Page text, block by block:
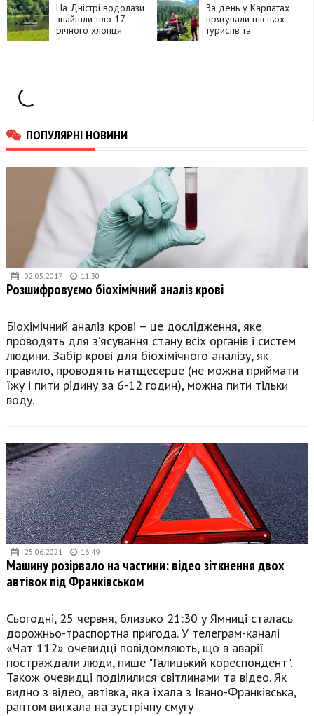
На Дністрі водолази
знайшли тіло 17-
річного хлопця
За день у Карпатах
врятували шістьох
туристів та
ПОПУЛЯРНІ НОВИНИ
02.05.2017 11:30
Розшифровуємо біохімічний аналіз крові
Біохімічний аналіз крові – це дослідження, яке
проводять для з’ясування стану всіх органів і систем
людини. Забір крові для біохімічного аналізу, як
правило, проводять натщесерце (не можна приймати
їжу і пити рідину за 6-12 годин), можна пити тільки
воду.
25.06.2021 16:49
Машину розірвало на частини: відео зіткнення двох
автівок під Франківськом
Сьогодні, 25 червня, близько 21:30 у Ямниці сталась
дорожньо-траспортна пригода. У телеграм-каналі
«Чат 112» очевидці повідомляють, що в аварії
постраждали люди, пише "Галицький кореспондент".
Також очевидці поділилися світлинами та відео. Як
видно з відео, автівка, яка їхала з Івано-Франківська,
раптом виїхала на зустрічну смугу